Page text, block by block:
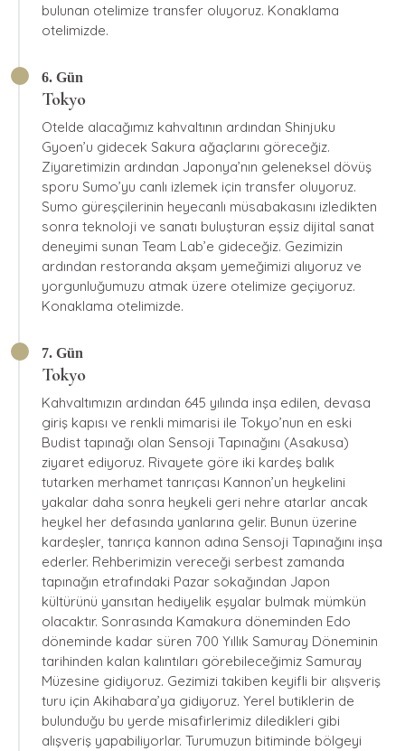
bulunan otelimize transfer oluyoruz. Konaklama
otelimizde.
6. Gün
Tokyo
Otelde alacağımız kahvaltının ardından Shinjuku
Gyoen’u gidecek Sakura ağaçlarını göreceğiz.
Ziyaretimizin ardından Japonya’nın geleneksel dövüş
sporu Sumo’yu canlı izlemek için transfer oluyoruz.
Sumo güreşçilerinin heyecanlı müsabakasını izledikten
sonra teknoloji ve sanatı buluşturan eşsiz dijital sanat
deneyimi sunan Team Lab’e gideceğiz. Gezimizin
ardından restoranda akşam yemeğimizi alıyoruz ve
yorgunluğumuzu atmak üzere otelimize geçiyoruz.
Konaklama otelimizde.
7. Gün
Tokyo
Kahvaltımızın ardından 645 yılında inşa edilen, devasa
giriş kapısı ve renkli mimarisi ile Tokyo’nun en eski
Budist tapınağı olan Sensoji Tapınağını (Asakusa)
ziyaret ediyoruz. Rivayete göre iki kardeş balık
tutarken merhamet tanrıçası Kannon’un heykelini
yakalar daha sonra heykeli geri nehre atarlar ancak
heykel her defasında yanlarına gelir. Bunun üzerine
kardeşler, tanrıça kannon adına Sensoji Tapınağını inşa
ederler. Rehberimizin vereceği serbest zamanda
tapınağın etrafındaki Pazar sokağından Japon
kültürünü yansıtan hediyelik eşyalar bulmak mümkün
olacaktır. Sonrasında Kamakura döneminden Edo
döneminde kadar süren 700 Yıllık Samuray Döneminin
tarihinden kalan kalıntıları görebileceğimiz Samuray
Müzesine gidiyoruz. Gezimizi takiben keyifli bir alışveriş
turu için Akihabara’ya gidiyoruz. Yerel butiklerin de
bulunduğu bu yerde misafirlerimiz diledikleri gibi
alışveriş yapabiliyorlar. Turumuzun bitiminde bölgeyi